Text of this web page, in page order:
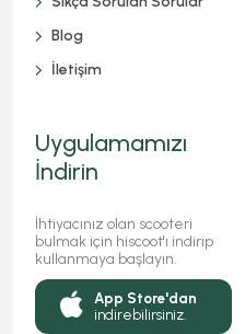
Blog
İletişim
Uygulamamızı
İndirin
İhtiyacınız olan scooteri
bulmak için hiscoot'ı indirip
kullanmaya başlayın.
App Store'dan
indirebilirsiniz.